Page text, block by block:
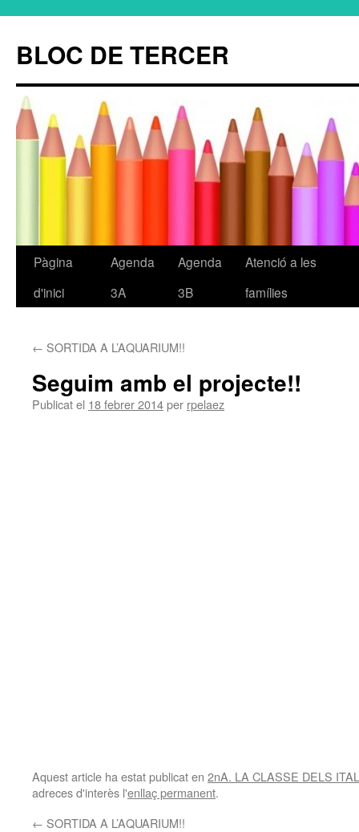
BLOC DE TERCER
Vés
Pàgina
d'inici
Agenda
3A
Agenda
3B
Atenció a les
famílies
← SORTIDA A L’AQUARIUM!!
Seguim amb el projecte!!
Publicat el 18 febrer 2014per rpelaez
Aquest article ha estat publicat en 2nA. LA CLASSE DELS
adreces d'interès l'enllaç permanent.
← SORTIDA A L’AQUARIUM!!